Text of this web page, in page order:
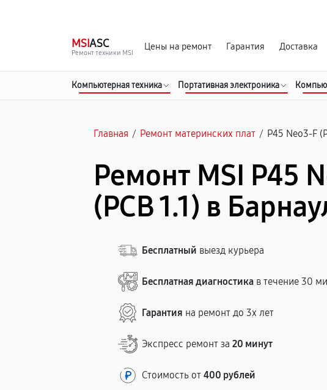
MSIASC
Ремонт техники MSI
Цены на ремонт Гарантия Доставка
Компьютерная техника Портативная электроника
Главная / Ремонт материнских плат / P45 Neo3-F
Ремонт MSI P45
(PCB 1.1) в
Бесплатный выезд курьера
Бесплатная диагностика в течение 30
Гарантия на ремонт до 3х лет
Экспресс ремонт за20 минут
Стоимость от400 рублей